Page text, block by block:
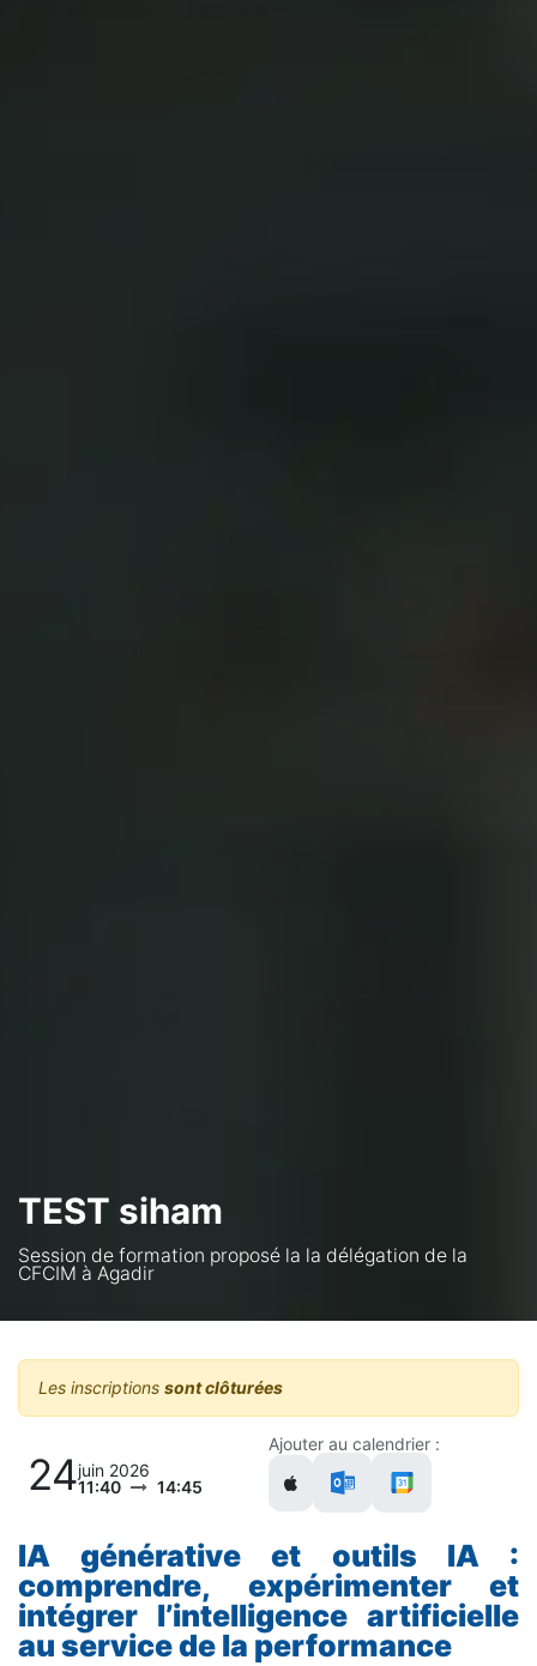
TEST siham
Session de formation proposé la la délégation de la
CFCIM à Agadir
Les inscriptions sont clôturées
24juin 2026
11:40
14:45
Ajouter au calendrier :
IA générative et outils IA :
comprendre, expérimenter et
intégrer l’intelligence artificielle
au service de la performance